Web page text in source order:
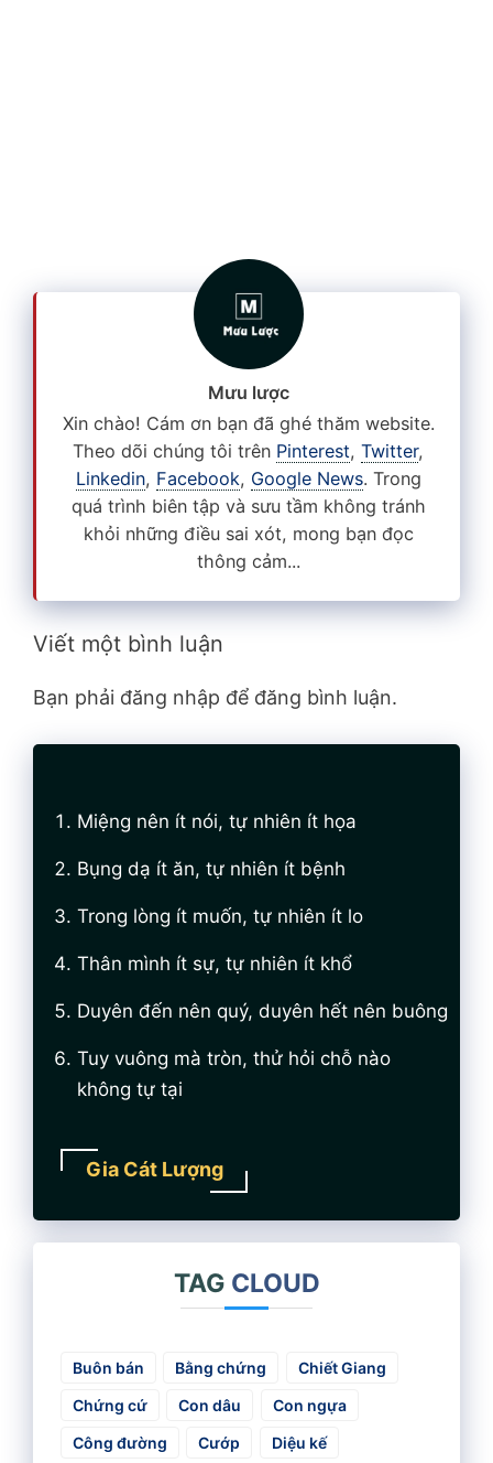
Mưu lược
Xin chào! Cám ơn bạn đã ghé thăm website.
Theo dõi chúng tôi trên Pinterest, Twitter,
Linkedin, Facebook, Google News. Trong
quá trình biên tập và sưu tầm không tránh
khỏi những điều sai xót, mong bạn đọc
thông cảm...
Viết một bình luận
Bạn phải đăng nhập để đăng bình luận.
Miệng nên ít nói, tự nhiên ít họa
Bụng dạ ít ăn, tự nhiên ít bệnh
Trong lòng ít muốn, tự nhiên ít lo
Thân mình ít sự, tự nhiên ít khổ
Duyên đến nên quý, duyên hết nên buông
Tuy vuông mà tròn, thử hỏi chỗ nào
không tự tại
Gia Cát Lượng
TAG CLOUD
Buôn bán Bằng chứng
Chiết Giang
Chứng cứ
Con dâu
Con ngựa
Công đường
Cướp
Diệu kế